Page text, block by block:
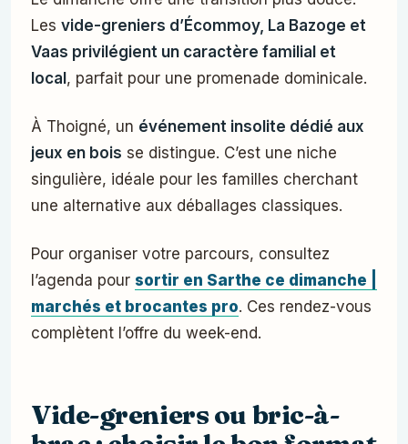
Les vide-greniers d’Écommoy, La Bazoge et
Vaas privilégient un caractère familial et
local , parfait pour une promenade dominicale.
À Thoigné, un événement insolite dédié aux
jeux en bois se distingue. C’est une niche
singulière, idéale pour les familles cherchant
une alternative aux déballages classiques.
Pour organiser votre parcours, consultez
l’agenda pour sortir en Sarthe ce dimanche |
marchés et brocantes pro. Ces rendez-vous
complètent l’offre du week-end.
Vide-greniers ou bric-à-